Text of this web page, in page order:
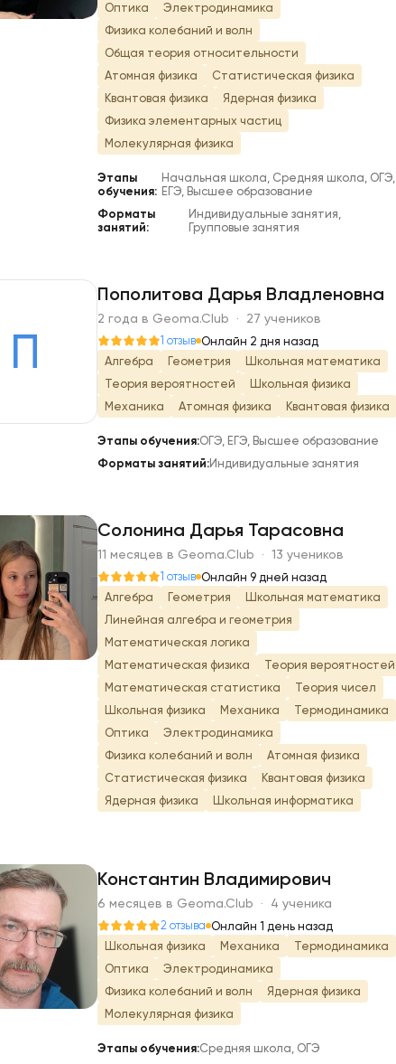
Оптика
Электродинамика
Физика колебаний и волн
Общая теория относительности
Атомная физика
Статистическая физика
Квантовая физика
Ядерная физика
Физика элементарных частиц
Молекулярная физика
Этапы
обучения:
Начальная школа, Средняя школа, ОГЭ,
ЕГЭ, Высшее образование
Форматы
занятий:
Индивидуальные занятия,
Групповые занятия
П
Пополитова Дарья Владленовна
2 года в Geoma.Club · 27 учеников
1 отзыв Онлайн 2 дня назад
Алгебра
Геометрия
Школьная математика
Теория вероятностей
Школьная физика
Механика
Атомная физика Квантовая физика
Этапы обучения:ОГЭ, ЕГЭ, Высшее образование
Форматы занятий:Индивидуальные занятия
С
Солонина Дарья Тарасовна
11 месяцев в Geoma.Club · 13 учеников
1 отзыв Онлайн 9 дней назад
Алгебра
Геометрия
Школьная математика
Линейная алгебра и геометрия
Математическая логика
Математическая физика
Теория вероятностей
Математическая статистика
Теория чисел
Школьная физика
Механика
Термодинамика
Оптика
Электродинамика
Физика колебаний и волн
Атомная физика
Статистическая физика
Квантовая физика
Ядерная физика
Школьная информатика
К
Константин Владимирович
6 месяцев в Geoma.Club · 4 ученика
2 отзыва Онлайн 1 день назад
Школьная физика
Механика
Термодинамика
Оптика
Электродинамика
Физика колебаний и волн
Ядерная физика
Молекулярная физика
Этапы обучения:Средняя школа, ОГЭ